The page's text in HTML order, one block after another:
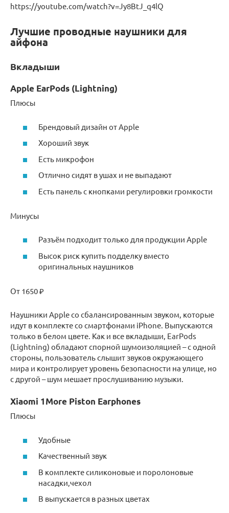
https://youtube.com/watch?v=Jy8BtJ_q4lQ
Лучшие проводные наушники для
айфона
Вкладыши
Apple EarPods (Lightning)
Плюсы
Брендовый дизайн от Apple
Хороший звук
Есть микрофон
Отлично сидят в ушах и не выпадают
Есть панель с кнопками регулировки громкости
Минусы
Разъём подходит только для продукции Apple
Высок риск купить подделку вместо
оригинальных наушников
От 1650 ₽
Наушники Apple со сбалансированным звуком, которые
идут в комплекте со смартфонами iPhone. Выпускаются
только в белом цвете. Как и все вкладыши, EarPods
(Lightning) обладают спорной шумоизоляцией – с одной
стороны, пользователь слышит звуков окружающего
мира и контролирует уровень безопасности на улице, но
с другой – шум мешает прослушиванию музыки.
Xiaomi 1More Piston Earphones
Плюсы
Удобные
Качественный звук
В комплекте силиконовые и поролоновые
насадки,чехол
В выпускается в разных цветах